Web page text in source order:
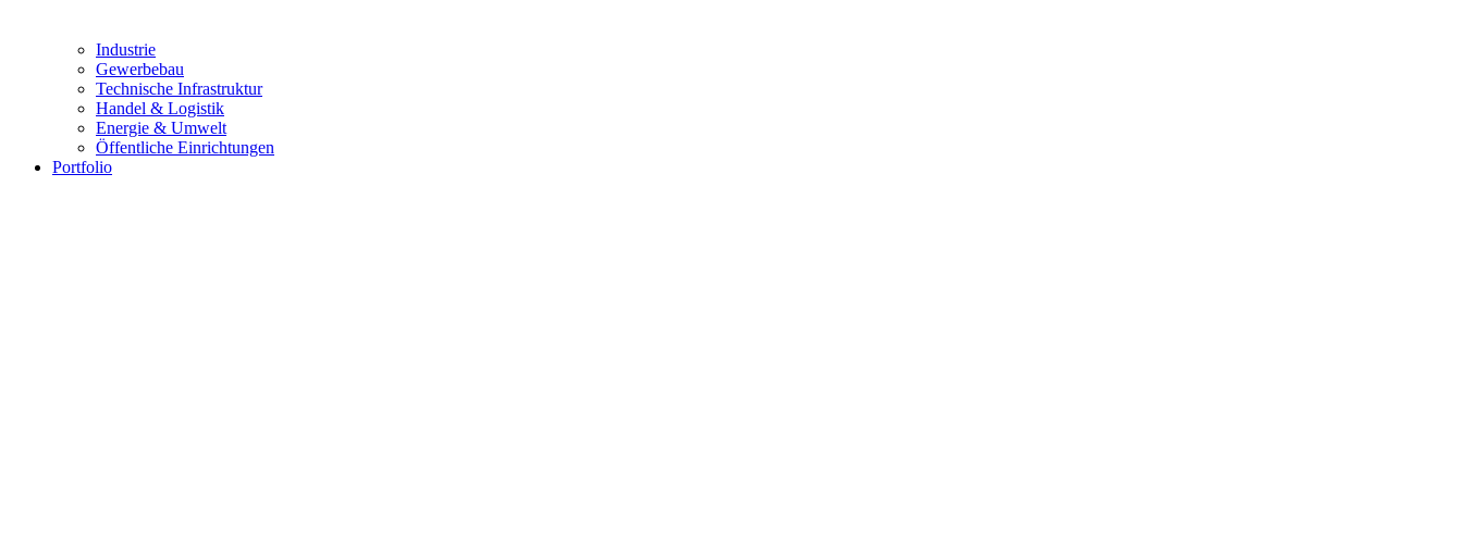
Industrie
Gewerbebau
Technische Infrastruktur
Handel & Logistik
Energie & Umwelt
Öffentliche Einrichtungen
Portfolio